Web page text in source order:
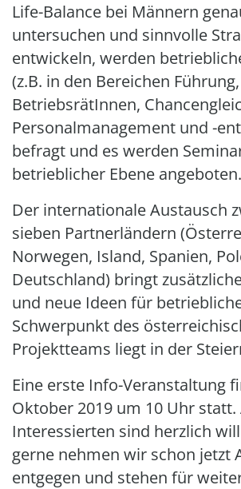
Life-Balance bei Männern
untersuchen und sinnvolle
entwickeln, werden
(z.B. in den Bereichen Führung,
BetriebsrätInnen,
Personalmanagement und -
befragt und es werden
betrieblicher Ebene angeboten.
Der internationale Austausch
sieben Partnerländern
Norwegen, Island, Spanien,
Deutschland) bringt
und neue Ideen für
Schwerpunkt des
Projektteams liegt in der
Eine erste Info-Veranstaltung
Oktober 2019 um 10 Uhr statt.
Interessierten sind herzlich
gerne nehmen wir schon jetzt
entgegen und stehen für